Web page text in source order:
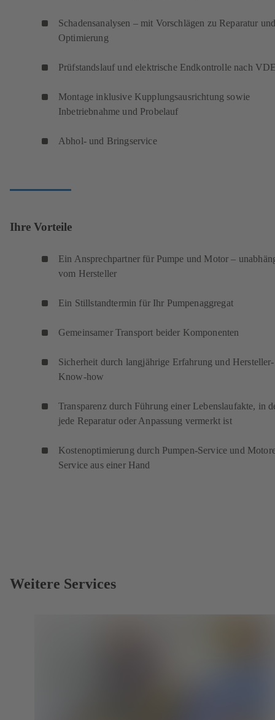
Schadensanalysen – mit Vorschlägen zu Reparatur
Optimierung
Prüfstandslauf und elektrische Endkontrolle nach
Montage inklusive Kupplungsausrichtung sowie
Inbetriebnahme und Probelauf
Abhol- und Bringservice
Ihre Vorteile
Ein Ansprechpartner für Pumpe und Motor –
vom Hersteller
Ein Stillstandtermin für Ihr Pumpenaggregat
Gemeinsamer Transport beider Komponenten
Sicherheit durch langjährige Erfahrung und Hersteller-
Know-how
Transparenz durch Führung einer Lebenslaufakte, in
jede Reparatur oder Anpassung vermerkt ist
Kostenoptimierung durch Pumpen-Service und
Service aus einer Hand
Weitere Services